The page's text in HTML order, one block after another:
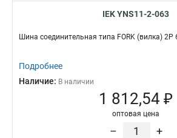
IEK YNS11-2-063
Шина соединительная типа FORK (вилка)
Подробнее
Наличие: В наличии
1 812,54 ₽
оптовая цена
– +